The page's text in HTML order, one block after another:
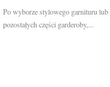
Po wyborze stylowego garnituru
pozostałych części garderoby,...